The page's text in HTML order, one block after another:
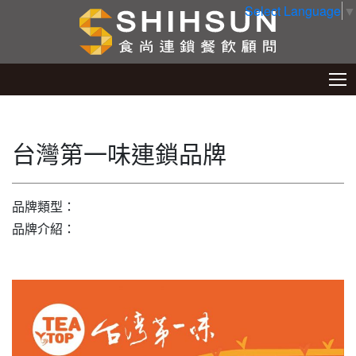
Select Language ▼
台灣第一味連鎖品牌
品牌類型：
品牌介紹：